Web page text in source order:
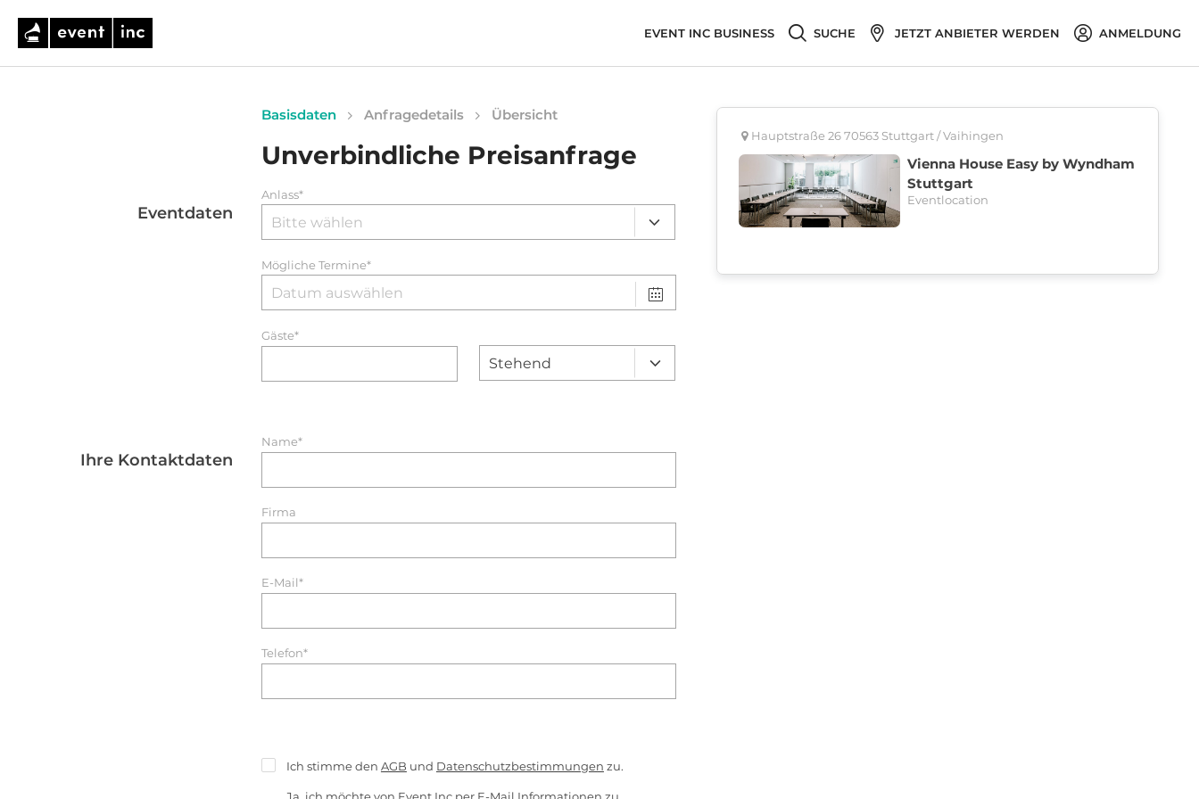
EVENT INC BUSINESS SUCHE JETZT ANBIETER WERDEN ANMELDUNG
Basisdaten Anfragedetails Übersicht
Unverbindliche Preisanfrage
Eventdaten
Anlass*
Mögliche Termine*
Gäste*
Ihre Kontaktdaten
Name*
Firma
E-Mail*
Telefon*
Ich stimme den AGB und Datenschutzbestimmungen zu.
Hauptstraße 26 70563 Stuttgart / Vaihingen
Vienna House Easy by Wyndham
Stuttgart
Eventlocation